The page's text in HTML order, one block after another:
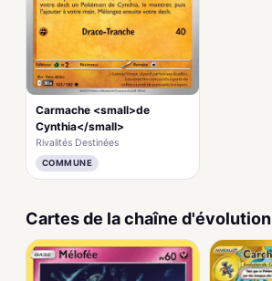
Carmache <small>de
Cynthia</small>
Rivalités Destinées
COMMUNE
Cartes de la chaîne d'évolution